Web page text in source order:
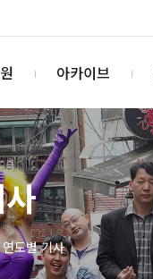
아카이브
연도별 기사